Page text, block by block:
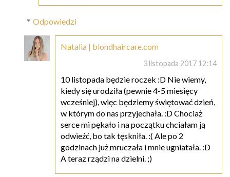
Odpowiedzi
Natalia | blondhaircare.com
3 listopada 2017 12:14
10 listopada będzie roczek :D Nie wiemy,
kiedy się urodziła (pewnie 4-5 miesięcy
wcześniej), więc będziemy świętować dzień,
w którym do nas przyjechała. :D Chociaż
serce mi pękało i na początku chciałam ją
odwieźć, bo tak tęskniła. :( Ale po 2
godzinach już mruczała i mnie ugniatała. :D
A teraz rządzi na dzielni. ;)